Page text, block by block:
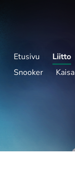
Etusivu Liitto
Snooker
Kaisa